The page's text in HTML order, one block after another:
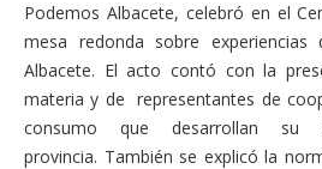
Podemos Albacete, celebró en el
mesa redonda sobre
Albacete. El acto contó con la
materia y de representantes de
consumo que desarrollan su
provincia. También se explicó la